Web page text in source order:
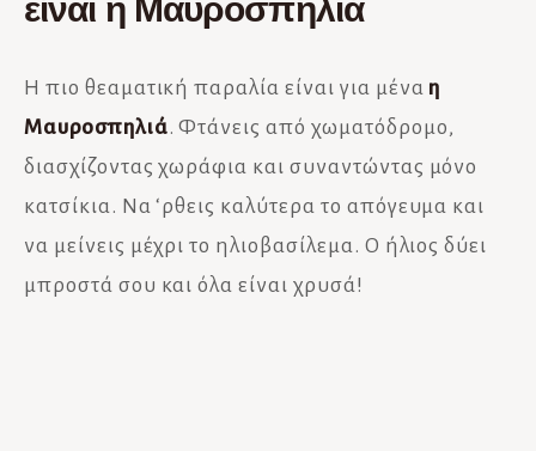
Η πιο θεαματική παραλία είναι για μένα η
Μαυροσπηλιά. Φτάνεις από χωματόδρομο,
διασχίζοντας χωράφια και συναντώντας μόνο
κατσίκια. Να ‘ρθεις καλύτερα το απόγευμα και
να μείνεις μέχρι το ηλιοβασίλεμα. Ο ήλιος δύει
μπροστά σου και όλα είναι χρυσά!